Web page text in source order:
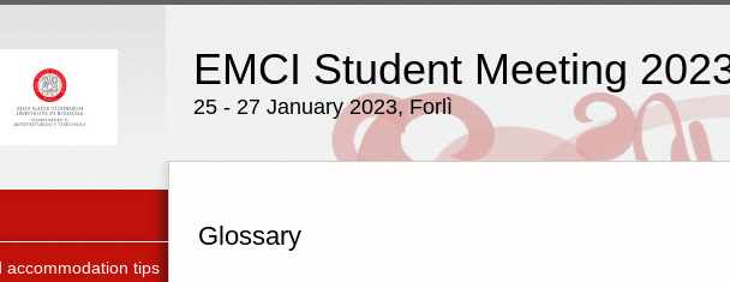
EMCI Student Meeting
25 - 27 January 2023, Forlì
accommodation tips
Glossary